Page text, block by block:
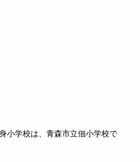
小学校は、青森市立佃小学校で